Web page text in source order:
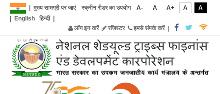
मुख्य सामग्री पर जाएं स्क्रीन रीडर का उपयोग A- A A+ A
A
English हिन्दी|
लॉग इन करें
रजिस्टर हमसे संपर्क करें|